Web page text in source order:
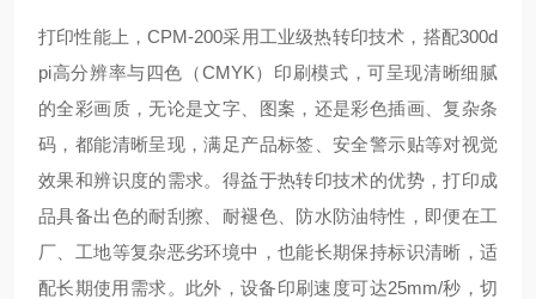
打印性能上，CPM-200采用工业级热转印技术，搭配300d
pi高分辨率与四色（CMYK）印刷模式，可呈现清晰细腻
的全彩画质，无论是文字、图案，还是彩色插画、复杂条
码，都能清晰呈现，满足产品标签、安全警示贴等对视觉
效果和辨识度的需求。得益于热转印技术的优势，打印成
品具备出色的耐刮擦、耐褪色、防水防油特性，即便在工
厂、工地等复杂恶劣环境中，也能长期保持标识清晰，适
配长期使用需求。此外，设备印刷速度可达25mm/秒，切